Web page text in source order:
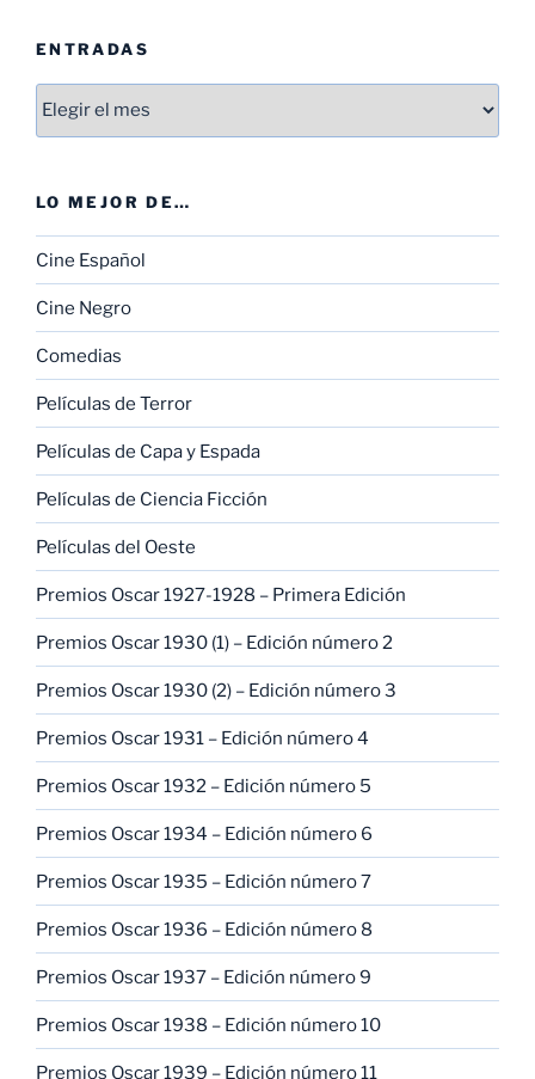
ENTRADAS
Entradas
LO MEJOR DE…
Cine Español
Cine Negro
Comedias
Películas de Terror
Películas de Capa y Espada
Películas de Ciencia Ficción
Películas del Oeste
Premios Oscar 1927-1928 – Primera Edición
Premios Oscar 1930 (1) – Edición número 2
Premios Oscar 1930 (2) – Edición número 3
Premios Oscar 1931 – Edición número 4
Premios Oscar 1932 – Edición número 5
Premios Oscar 1934 – Edición número 6
Premios Oscar 1935 – Edición número 7
Premios Oscar 1936 – Edición número 8
Premios Oscar 1937 – Edición número 9
Premios Oscar 1938 – Edición número 10
Premios Oscar 1939 – Edición número 11